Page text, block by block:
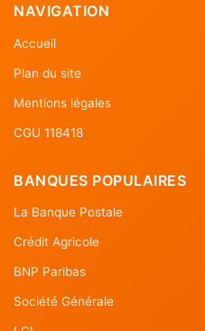
NAVIGATION
Accueil
Plan du site
Mentions légales
CGU 118418
BANQUES POPULAIRES
La Banque Postale
Crédit Agricole
BNP Paribas
Société Générale